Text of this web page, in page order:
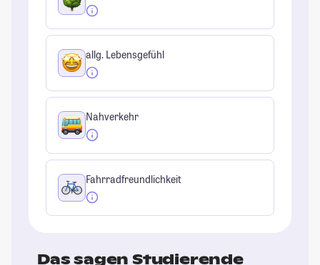
allg. Lebensgefühl
Nahverkehr
Fahrradfreundlichkeit
Das sagen Studierende